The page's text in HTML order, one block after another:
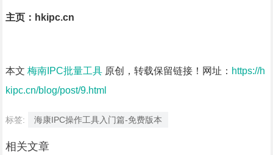
主页：hkipc.cn
本文 梅南IPC批量工具 原创，转载保留链接！网址： https://h
kipc.cn/blog/post/9.html
标签: 海康IPC操作工具入门篇-免费版本
相关文章